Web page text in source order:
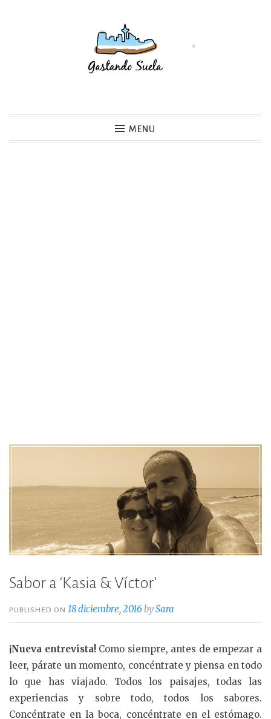
MENU
Sabor a ‘Kasia & Víctor’
PUBLISHED ON18 diciembre, 2016 bySara
¡Nueva entrevista!Como siempre, antes de empezar a
leer, párate un momento, concéntrate y piensa en todo
lo que has viajado. Todos los paisajes, todas las
experiencias y sobre todo, todos los sabores.
Concéntrate en la boca, concéntrate en el estómago.